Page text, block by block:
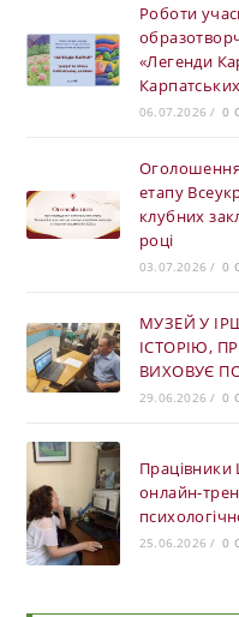
Роботи
«Легенди
06.07.2026 / 0
етапу
клубних
році
03.07.2026 / 0
МУЗЕЙ У
ІСТОРІЮ,
ВИХОВУЄ
29.06.2026 / 0
Працівники
онлайн-
25.06.2026 / 0